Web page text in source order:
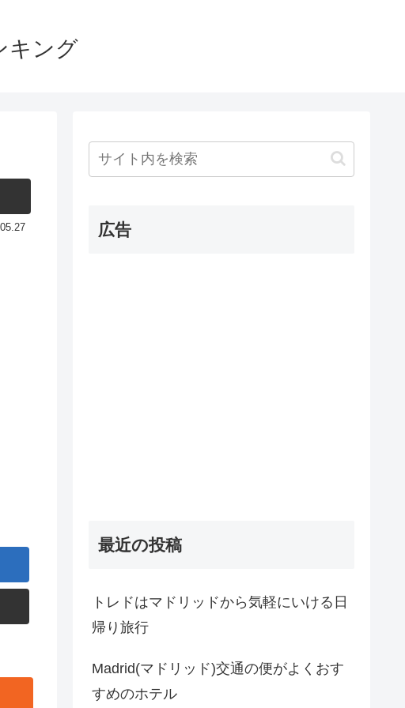
キング
広告
最近の投稿
トレドはマドリッドから気軽にいける日
帰り旅行
Madrid(マドリッド)交通の便がよくおす
すめのホテル